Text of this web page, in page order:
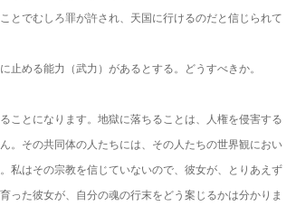
とでむしろ罪が許され、天国に行けるのだと信じられて
める能力（武力）があるとする。どうすべきか。
ことになります。地獄に落ちることは、人権を侵害する
。その共同体の人たちには、その人たちの世界観におい
私はその宗教を信じていないので、彼女が、とりあえず
った彼女が、自分の魂の行末をどう案じるかは分かりま